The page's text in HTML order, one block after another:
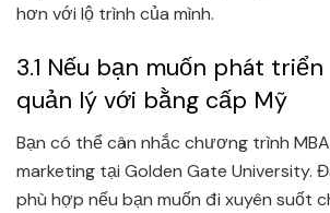
hơn với lộ trình của mình.
3.1 Nếu bạn muốn phát
quản lý với bằng cấp Mỹ
Bạn có thể cân nhắc chương trình
marketing tại Golden Gate University.
phù hợp nếu bạn muốn đi xuyên suốt